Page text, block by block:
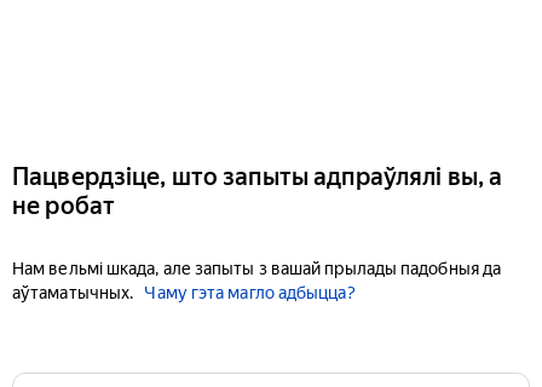
Пацвердзіце, што запыты адпраўлялі вы, а
не робат
Нам вельмі шкада, але запыты з вашай прылады падобныя да
аўтаматычных.
Чаму гэта магло адбыцца?